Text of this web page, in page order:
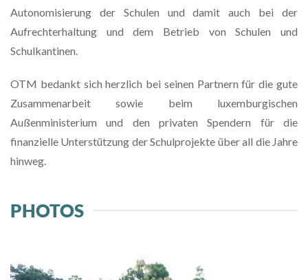
Autonomisierung der Schulen und damit auch bei der
Aufrechterhaltung und dem Betrieb von Schulen und
Schulkantinen.
OTM bedankt sich herzlich bei seinen Partnern für die gute
Zusammenarbeit sowie beim luxemburgischen
Außenministerium und den privaten Spendern für die
finanzielle Unterstützung der Schulprojekte über all die Jahre
hinweg.
PHOTOS